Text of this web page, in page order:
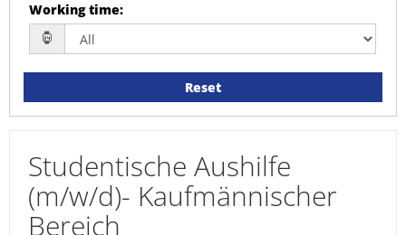
Working time:
Reset
Studentische Aushilfe
(m/w/d)- Kaufmännischer
Bereich